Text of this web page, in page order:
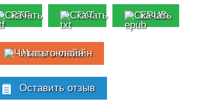
RTF TXT EPUB
Читать онлайн
Оставить отзыв